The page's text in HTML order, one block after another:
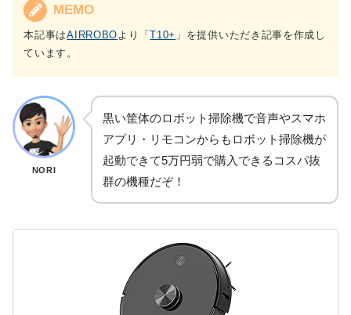
MEMO
本記事はAIRROBOより「T10+ 」を提供いただき記事を作成し
ています。
NORI
黒い筐体のロボット掃除機で音声やスマホ
アプリ・リモコンからもロボット掃除機が
起動できて5万円弱で購入できるコスパ抜
群の機種だぞ！